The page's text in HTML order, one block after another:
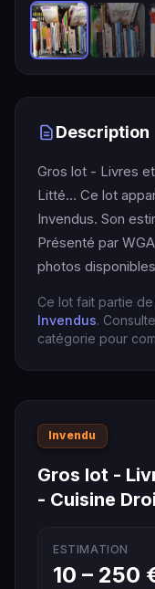
Description
Gros lot - Livres
Litté… Ce lot
Invendus. Son
Présenté par
photos
Ce lot fait partie
Invendus.
catégorie pour
Invendu
Gros lot -
- Cuisine
ESTIMATION
10 – 250